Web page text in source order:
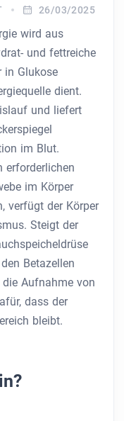
26/03/2025
wird aus
und fettreiche
in Glukose
dient.
und liefert
im Blut.
erforderlichen
im Körper
verfügt der Körper
Steigt der
Betazellen
Aufnahme von
dass der
bleibt.